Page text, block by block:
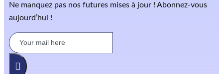
Ne manquez pas nos futures mises à jour ! Abonnez-vous
aujourd’hui !